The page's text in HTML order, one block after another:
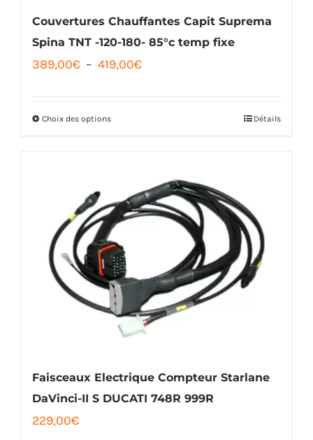
la
page
du
Couvertures Chauffantes Capit Suprema
Spina TNT -120-180- 85°c temp fixe
389,00€ – 419,00€Plage
419,00€
Choix des optionsCe
plusieurs
variations.
Les
options
peuvent
être
choisies
la
page
Détails
Faisceaux Electrique Compteur Starlane
DaVinci-II S DUCATI 748R 999R
229,00€